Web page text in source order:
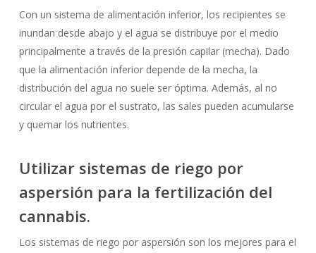
Con un sistema de alimentación inferior, los recipientes se
inundan desde abajo y el agua se distribuye por el medio
principalmente a través de la presión capilar (mecha). Dado
que la alimentación inferior depende de la mecha, la
distribución del agua no suele ser óptima. Además, al no
circular el agua por el sustrato, las sales pueden acumularse
y quemar los nutrientes.
Utilizar sistemas de riego por
aspersión para la fertilización del
cannabis.
Los sistemas de riego por aspersión son los mejores para el